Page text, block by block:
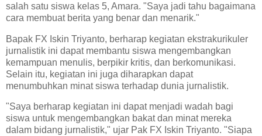
salah satu siswa kelas 5, Amara. "Saya jadi tahu bagaimana
cara membuat berita yang benar dan menarik."
Bapak FX Iskin Triyanto, berharap kegiatan ekstrakurikuler
jurnalistik ini dapat membantu siswa mengembangkan
kemampuan menulis, berpikir kritis, dan berkomunikasi.
Selain itu, kegiatan ini juga diharapkan dapat
menumbuhkan minat siswa terhadap dunia jurnalistik.
"Saya berharap kegiatan ini dapat menjadi wadah bagi
siswa untuk mengembangkan bakat dan minat mereka
dalam bidang jurnalistik," ujar Pak FX Iskin Triyanto. "Siapa